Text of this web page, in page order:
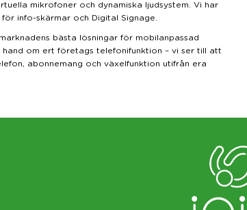
mikrofoner och dynamiska ljudsystem. Vi har
info-skärmar och Digital Signage.
bästa lösningar för mobilanpassad
om ert företags telefonifunktion – vi ser till att
abonnemang och växelfunktion utifrån era